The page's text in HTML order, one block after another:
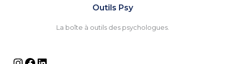
Outils Psy
La boîte à outils des psychologues.